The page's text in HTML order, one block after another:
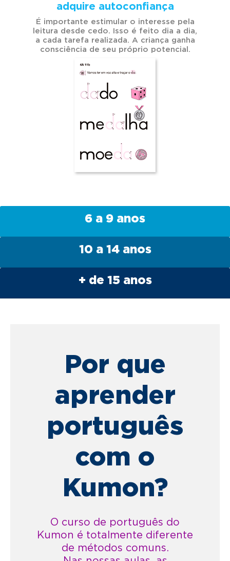
adquire autoconfiança
É importante estimular o interesse pela
leitura desde cedo. Isso é feito dia a dia,
a cada tarefa realizada. A criança ganha
consciência de seu próprio potencial.
6 a 9 anos
10 a 14 anos
+ de 15 anos
Por que
aprender
português
com o
Kumon?
O curso de português do
Kumon é totalmente diferente
de métodos comuns.